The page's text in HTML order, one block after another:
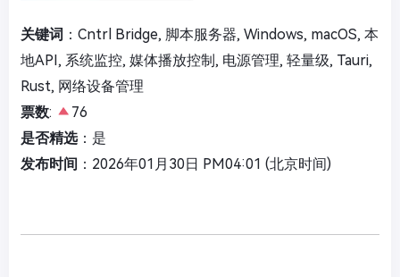
关键词 ：Cntrl Bridge, 脚本服务器, Windows, macOS, 本
地API, 系统监控, 媒体播放控制, 电源管理, 轻量级, Tauri,
Rust, 网络设备管理
票数:
76
是否精选：是
发布时间 ：2026年01月30日 PM04:01 (北京时间)